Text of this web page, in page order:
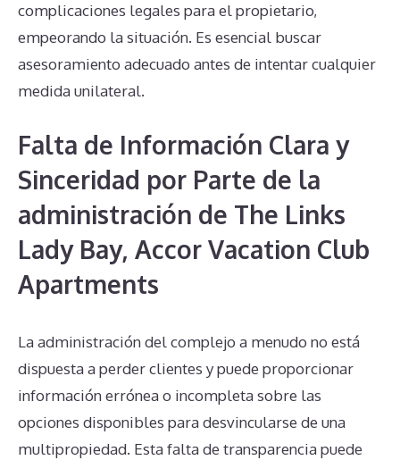
complicaciones legales para el propietario,
empeorando la situación. Es esencial buscar
asesoramiento adecuado antes de intentar cualquier
medida unilateral.
Falta de Información Clara y
Sinceridad por Parte de la
administración de The Links
Lady Bay, Accor Vacation Club
Apartments
La administración del complejo a menudo no está
dispuesta a perder clientes y puede proporcionar
información errónea o incompleta sobre las
opciones disponibles para desvincularse de una
multipropiedad. Esta falta de transparencia puede